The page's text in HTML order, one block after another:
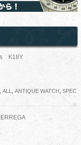
K18Y
ALL ANTIQUE WATCH SPEC